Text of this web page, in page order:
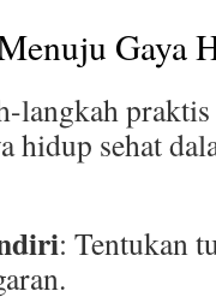
Gaya
langkah
hidup sehat
: Tentukan